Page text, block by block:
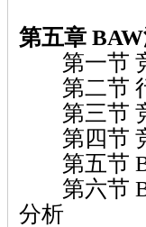
第五章
第一节 竞
第二节 行
第三节
第四节
第五节
第六节
分析